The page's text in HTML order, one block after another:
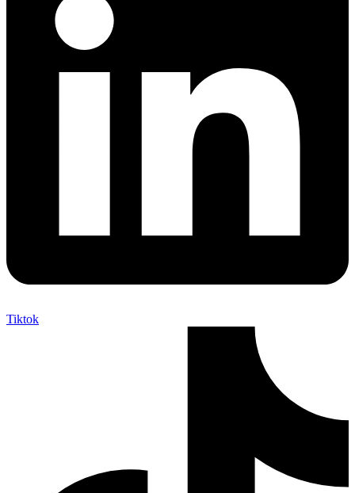
Tiktok